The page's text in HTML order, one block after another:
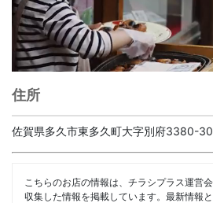
住所
佐賀県多久市東多久町大字別府3380-30
こちらのお店の情報は、チラシプラス運営
収集した情報を掲載しています。最新情報